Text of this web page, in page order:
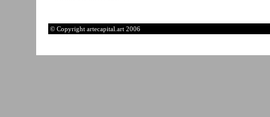
© Copyright artecapital.art 2006